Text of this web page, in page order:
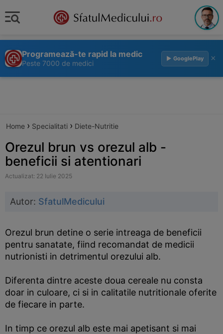
Programează-te rapid la medic
Peste 7000 de medici
▶ GooglePlay ×
Home › Specialitati › Diete-Nutritie
Orezul brun vs orezul alb -
beneficii si atentionari
Actualizat: 22 Iulie 2025
Autor: SfatulMedicului
Orezul brun detine o serie intreaga de beneficii
pentru sanatate, fiind recomandat de medicii
nutrionisti in detrimentul orezului alb.
Diferenta dintre aceste doua cereale nu consta
doar in culoare, ci si in calitatile nutritionale oferite
de fiecare in parte.
In timp ce orezul alb este mai apetisant si mai